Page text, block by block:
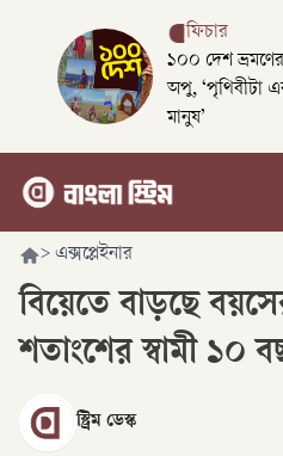
ফিচার
১০০ দেশ
অপু, ‘পৃথিবীটা
মানুষ’
> এক্সপ্লেইনার
বিয়েতে বাড়ছে
শতাংশের স্বামী ১০
স্ট্রিম ডেস্ক